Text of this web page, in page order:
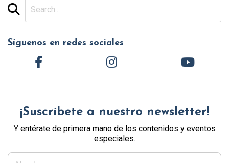
Síguenos en redes sociales
¡Suscríbete a nuestro newsletter!
Y entérate de primera mano de los contenidos y eventos
especiales.